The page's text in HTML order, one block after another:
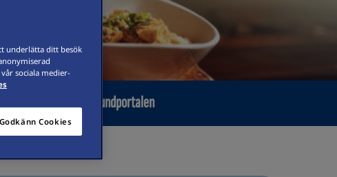
Om Storhushåll Kundportalen
underlätta ditt besök
sociala medier-
Godkänn Cookies